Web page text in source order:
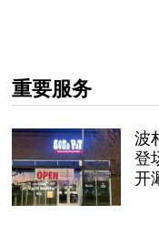
重要服务
波
登
开